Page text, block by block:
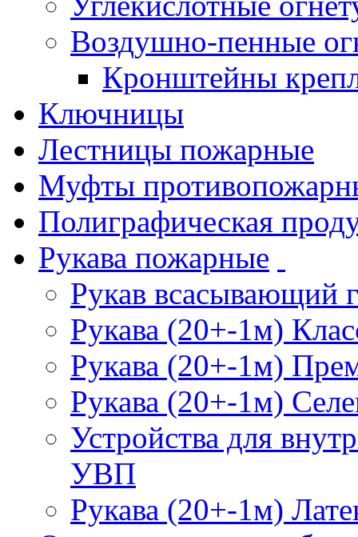
Воздушно-пенные
Кронштейны
Ключницы
Лестницы пожарные
Муфты
Полиграфическая
Рукава пожарные
Рукав всасывающий
Рукава (20+-1м)
Рукава (20+-1м)
Рукава (20+-1м)
Устройства для
УВП
Рукава (20+-1м)